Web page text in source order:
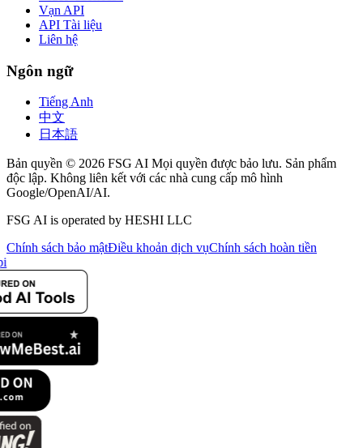
Vạn API
API Tài liệu
Liên hệ
Ngôn ngữ
Tiếng Anh
中文
日本語
Bản quyền © 2026 FSG AI Mọi quyền được bảo lưu. Sản phẩm
độc lập. Không liên kết với các nhà cung cấp mô hình
Google/OpenAI/AI.
FSG AI is operated by HESHI LLC
Chính sách bảo mậtĐiều khoản dịch vụChính sách hoàn tiền